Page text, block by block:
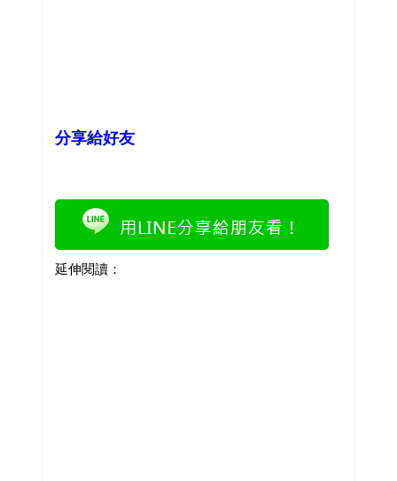
分享給好友
延伸閱讀：